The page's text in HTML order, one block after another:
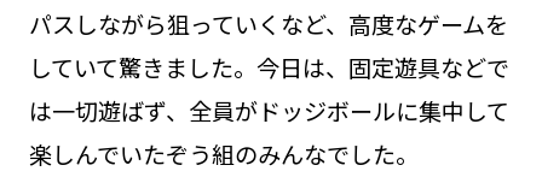
パスしながら狙っていくなど、高度なゲームを
していて驚きました。今日は、固定遊具などで
は一切遊ばず、全員がドッジボールに集中して
楽しんでいたぞう組のみんなでした。